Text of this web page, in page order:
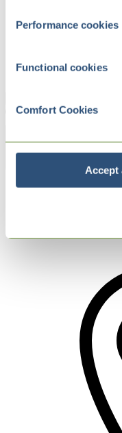
Performance cookies
Functional cookies
Comfort Cookies
Accept
Internet of Packs
Smart Printing –